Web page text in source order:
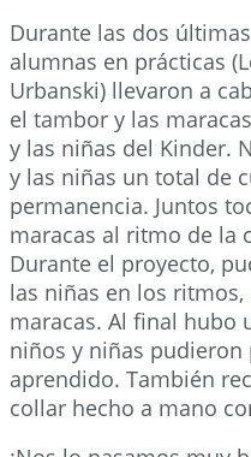
Durante las dos
alumnas en prácticas
Urbanski) llevaron a
el tambor y las
y las niñas del Kinder.
y las niñas un total de
permanencia. Juntos
maracas al ritmo de la
Durante el proyecto,
las niñas en los
maracas. Al final hubo
niños y niñas
aprendido. También
collar hecho a mano